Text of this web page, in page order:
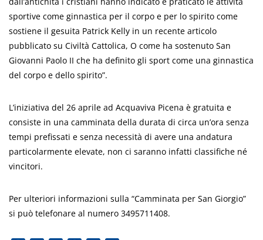
sportive come ginnastica per il corpo e per lo spirito come
sostiene il gesuita Patrick Kelly in un recente articolo
pubblicato su Civiltà Cattolica, O come ha sostenuto San
Giovanni Paolo II che ha definito gli sport come una ginnastica
del corpo e dello spirito”.
L’iniziativa del 26 aprile ad Acquaviva Picena è gratuita e
consiste in una camminata della durata di circa un’ora senza
tempi prefissati e senza necessità di avere una andatura
particolarmente elevate, non ci saranno infatti classifiche né
vincitori.
Per ulteriori informazioni sulla “Camminata per San Giorgio”
si può telefonare al numero 3495711408.